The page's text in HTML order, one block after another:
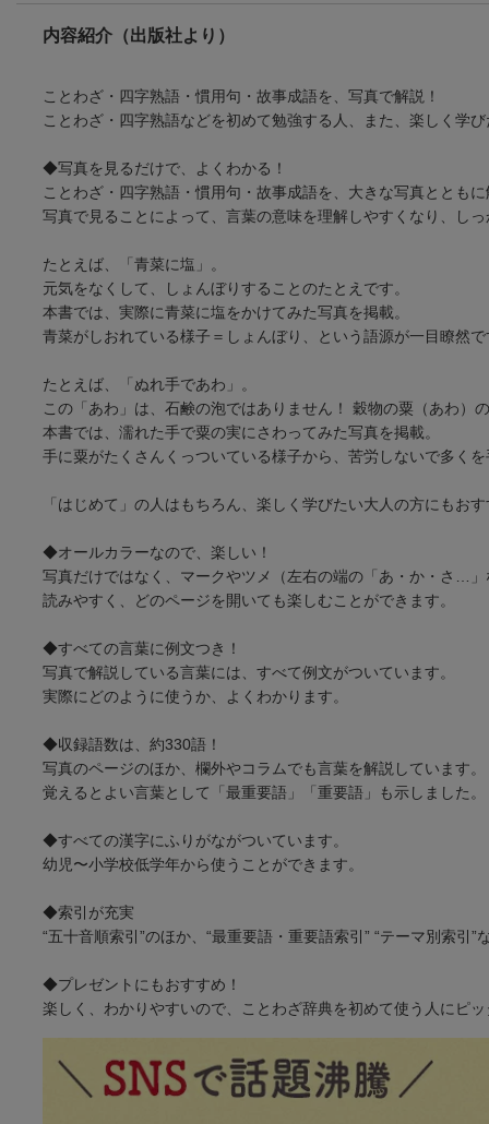
内容紹介（出版社より）
ことわざ・四字熟語・慣用句・故事成語を、写真で解説！
ことわざ・四字熟語などを初めて勉強する人、また、楽しく学
◆写真を見るだけで、よくわかる！
ことわざ・四字熟語・慣用句・故事成語を、大きな写真ととも
写真で見ることによって、言葉の意味を理解しやすくなり、し
たとえば、「青菜に塩」。
元気をなくして、しょんぼりすることのたとえです。
本書では、実際に青菜に塩をかけてみた写真を掲載。
青菜がしおれている様子＝しょんぼり、という語源が一目瞭然で
たとえば、「ぬれ手であわ」。
この「あわ」は、石鹸の泡ではありません！ 穀物の粟（あわ）
本書では、濡れた手で粟の実にさわってみた写真を掲載。
手に粟がたくさんくっついている様子から、苦労しないで多く
「はじめて」の人はもちろん、楽しく学びたい大人の方にもお
◆オールカラーなので、楽しい！
写真だけではなく、マークやツメ（左右の端の「あ・か・さ…
読みやすく、どのページを開いても楽しむことができます。
◆すべての言葉に例文つき！
写真で解説している言葉には、すべて例文がついています。
実際にどのように使うか、よくわかります。
◆収録語数は、約330語！
写真のページのほか、欄外やコラムでも言葉を解説しています。
覚えるとよい言葉として「最重要語」「重要語」も示しました。
◆すべての漢字にふりがながついています。
幼児〜小学校低学年から使うことができます。
◆索引が充実
“五十音順索引”のほか、“最重要語・重要語索引” “テーマ別索引”
◆プレゼントにもおすすめ！
楽しく、わかりやすいので、ことわざ辞典を初めて使う人にピ